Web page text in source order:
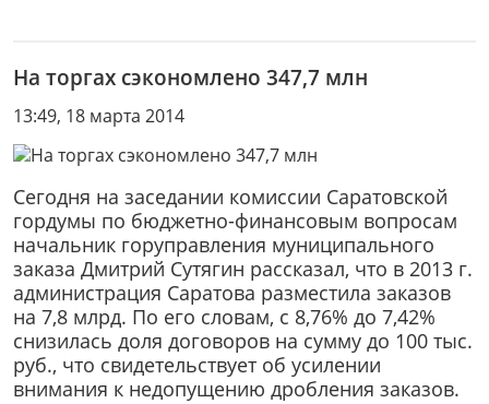
На торгах сэкономлено 347,7 млн
13:49, 18 марта 2014
Сегодня на заседании комиссии Саратовской
гордумы по бюджетно-финансовым вопросам
начальник горуправления муниципального
заказа Дмитрий Сутягин рассказал, что в 2013 г.
администрация Саратова разместила заказов
на 7,8 млрд. По его словам, с 8,76% до 7,42%
снизилась доля договоров на сумму до 100 тыс.
руб., что свидетельствует об усилении
внимания к недопущению дробления заказов.